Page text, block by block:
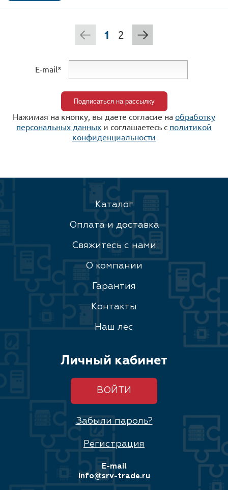
1 2
E-mail*
Нажимая на кнопку, вы даете согласие на обработку
персональных данных и соглашаетесь c политикой
конфиденциальности
Каталог
Оплата и доставка
Свяжитесь с нами
О компании
Гарантия
Контакты
Наш лес
Личный кабинет
ВОЙТИ
Забыли пароль?
Регистрация
E-mail
info@srv-trade.ru